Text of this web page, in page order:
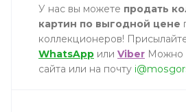
У нас вы можете продать
картин по выгодной цене
коллекционеров!
WhatsApp или Viber Можно
сайта или на почту